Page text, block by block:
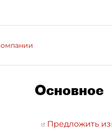
Основное
Предложить